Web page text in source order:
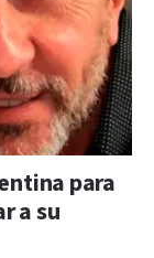
para
a su